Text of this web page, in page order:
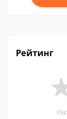
Рейтинг